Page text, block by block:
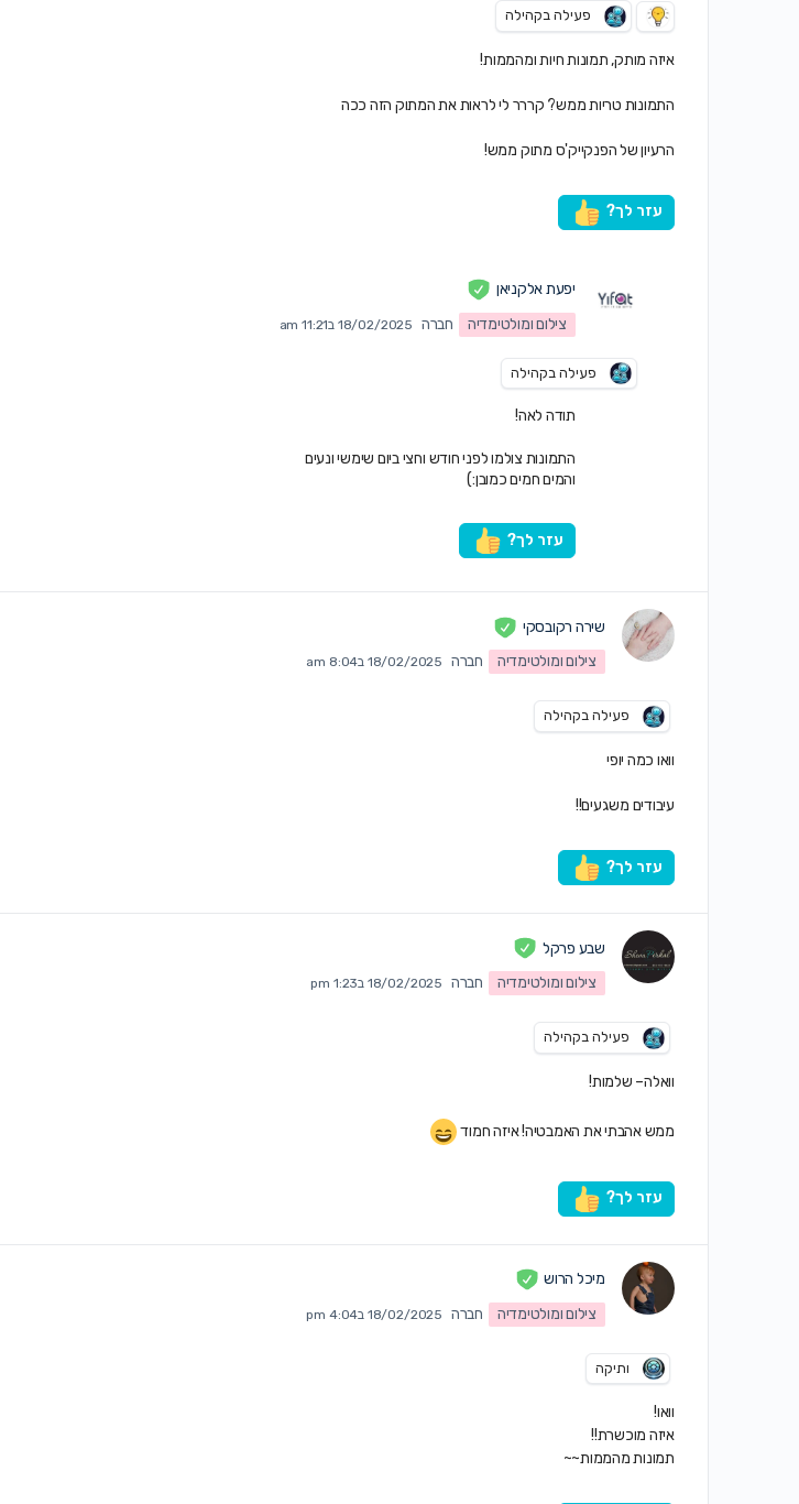
פעילה בקהילה
איזה מותק,תמונות חיות ומהממות!
התמונות טריות ממש? קררר לי לראות את המתוק הזה ככה
הרעיון של הפנקייק'ס מתוק ממש!
עזר לך?
יפעת אלקניאן
צילום ומולטימדיה
חברה 18/02/2025 ב11:21 am
פעילה בקהילה
תודה לאה!
התמונות צולמו לפני חודש וחצי ביום שימשי ונעים
והמים חמים כמובן:)
עזר לך?
שירה רקובסקי
צילום ומולטימדיה
חברה 18/02/2025 ב8:04 am
פעילה בקהילה
וואו כמה יופי
עיבודים משגעים!!
עזר לך?
שבע פרקל
צילום ומולטימדיה
חברה 18/02/2025 ב1:23 pm
פעילה בקהילה
וואלה– שלמות!
ממש אהבתי את האמבטיה! איזה חמוד
עזר לך?
מיכל הרוש
צילום ומולטימדיה
חברה 18/02/2025 ב4:04 pm
ותיקה
וואו!
איזה מוכשרת!!
תמונות מהממות~~